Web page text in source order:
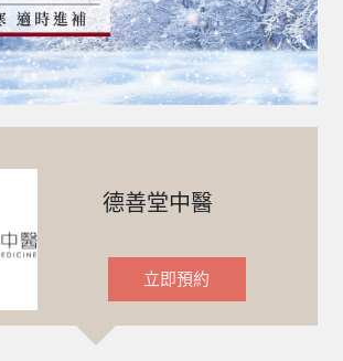
德善堂中醫
立即預約